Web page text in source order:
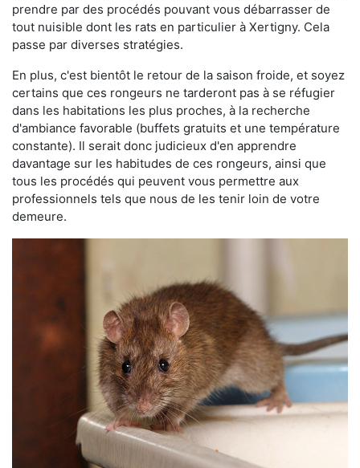
prendre par des procédés pouvant vous débarrasser de
tout nuisible dont les rats en particulier à Xertigny. Cela
passe par diverses stratégies.
En plus, c'est bientôt le retour de la saison froide, et soyez
certains que ces rongeurs ne tarderont pas à se réfugier
dans les habitations les plus proches, à la recherche
d'ambiance favorable (buffets gratuits et une température
constante). Il serait donc judicieux d'en apprendre
davantage sur les habitudes de ces rongeurs, ainsi que
tous les procédés qui peuvent vous permettre aux
professionnels tels que nous de les tenir loin de votre
demeure.